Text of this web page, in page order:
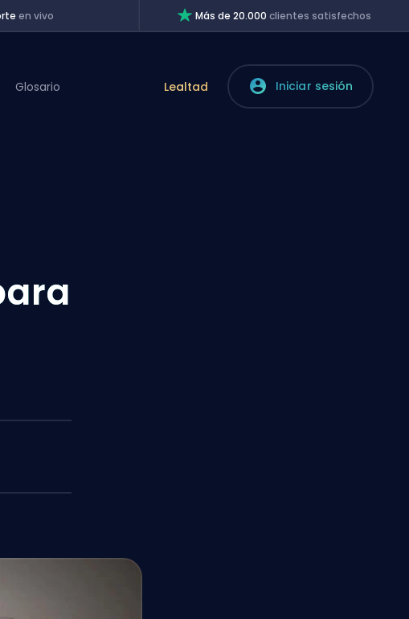
en vivo Más de 20.000clientes satisfechos
Glosario Lealtad Iniciar sesión